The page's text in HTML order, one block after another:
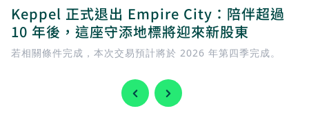
Keppel 正式退出 Empire City：陪伴超過
10 年後，這座守添地標將迎來新股東
若相關條件完成，本次交易預計將於 2026 年第四季完成。